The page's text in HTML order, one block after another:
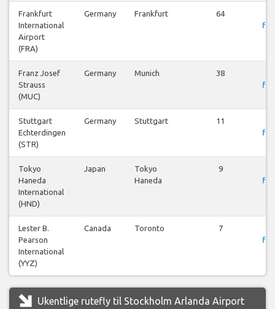
Frankfurt
International
Airport
(FRA)
Germany Frankfurt 64
Franz Josef
Strauss
(MUC)
Germany Munich 38
Stuttgart
Echterdingen
(STR)
Germany Stuttgart 11
Tokyo
Haneda
International
(HND)
Japan
Tokyo
Haneda
9
Lester B.
Pearson
International
(YYZ)
Canada Toronto 7
Ukentlige rutefly til Stockholm Arlanda Airport